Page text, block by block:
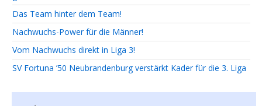
Das Team hinter dem Team!
Nachwuchs-Power für die Männer!
Vom Nachwuchs direkt in Liga 3!
SV Fortuna ’50 Neubrandenburg verstärkt Kader für die 3. Liga